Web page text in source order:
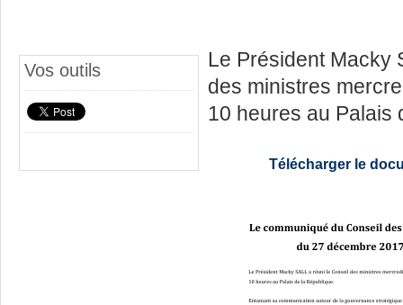
Vos outils
Le Président Macky
des ministres
10 heures au Palais
Télécharger le